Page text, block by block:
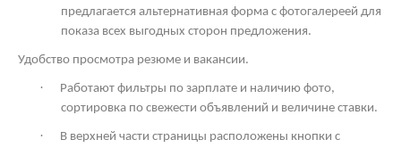
предлагается альтернативная форма с фотогалереей для
показа всех выгодных сторон предложения.
Удобство просмотра резюме и вакансии.
·
Работают фильтры по зарплате и наличию фото,
сортировка по свежести объявлений и величине ставки.
·
В верхней части страницы расположены кнопки с